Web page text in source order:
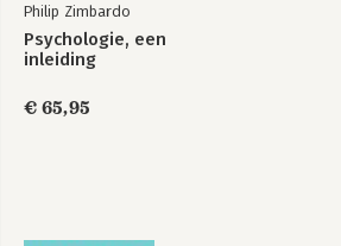
Philip Zimbardo
Psychologie, een
inleiding
€ 65,95